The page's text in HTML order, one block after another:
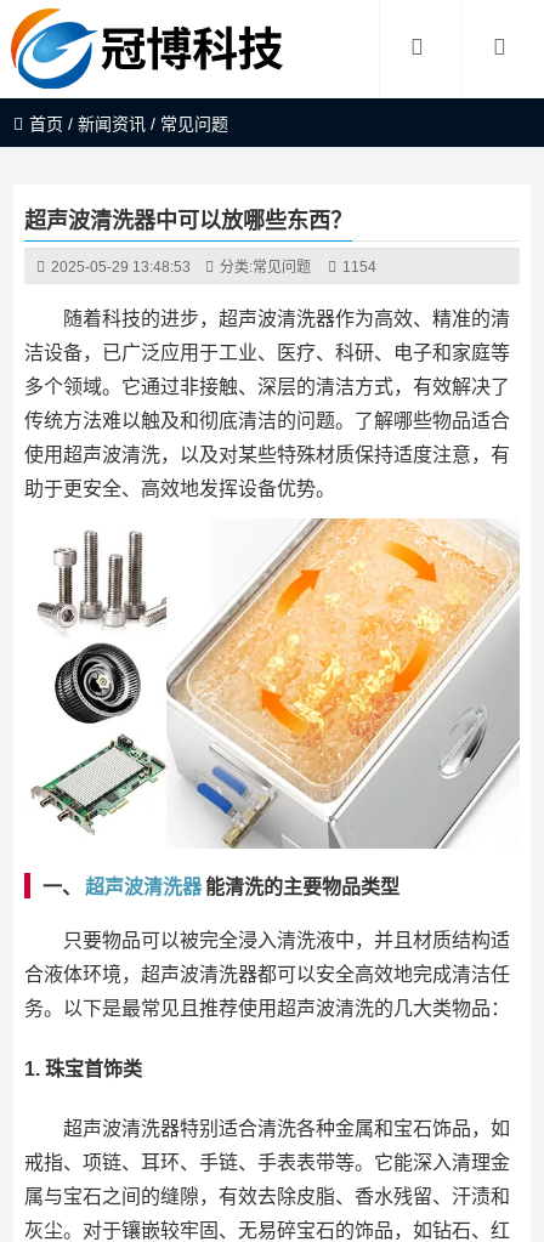
首页 /新闻资讯 / 常见问题
超声波清洗器中可以放哪些东西？
2025-05-29 13:48:53 分类:常见问题 1154
随着科技的进步，超声波清洗器作为高效、精准的清
洁设备，已广泛应用于工业、医疗、科研、电子和家庭等
多个领域。它通过非接触、深层的清洁方式，有效解决了
传统方法难以触及和彻底清洁的问题。了解哪些物品适合
使用超声波清洗，以及对某些特殊材质保持适度注意，有
助于更安全、高效地发挥设备优势。
一、 超声波清洗器 能清洗的主要物品类型
只要物品可以被完全浸入清洗液中，并且材质结构适
合液体环境，超声波清洗器都可以安全高效地完成清洁任
务。以下是最常见且推荐使用超声波清洗的几大类物品：
1. 珠宝首饰类
超声波清洗器特别适合清洗各种金属和宝石饰品，如
戒指、项链、耳环、手链、手表表带等。它能深入清理金
属与宝石之间的缝隙，有效去除皮脂、香水残留、汗渍和
灰尘。对于镶嵌较牢固、无易碎宝石的饰品，如钻石、红